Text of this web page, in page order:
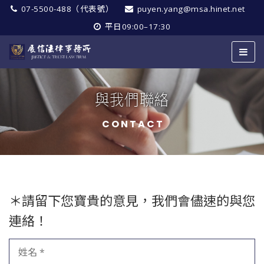
07-5500-488（代表號）
puyen.yang@msa.hinet.net
平日09:00–17:30
與我們聯絡
CONTACT
＊請留下您寶貴的意見，我們會儘速的與您
連絡！